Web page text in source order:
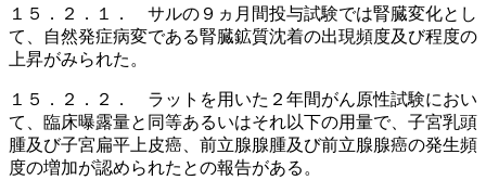
１５．２．１． サルの９ヵ月間投与試験では腎臓変化とし
て、自然発症病変である腎臓鉱質沈着の出現頻度及び程度の
上昇がみられた。
１５．２．２． ラットを用いた２年間がん原性試験におい
て、臨床曝露量と同等あるいはそれ以下の用量で、子宮乳頭
腫及び子宮扁平上皮癌、前立腺腺腫及び前立腺腺癌の発生頻
度の増加が認められたとの報告がある。